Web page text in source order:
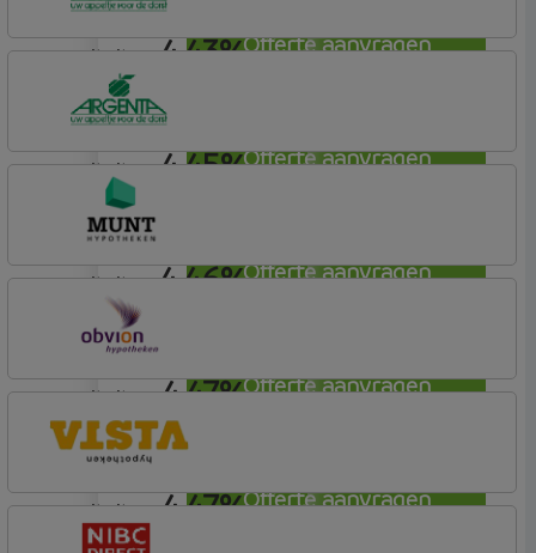
Offerte aanvragen
4,43%
Offerte aanvragen
annuiteit
4,45%
Offerte aanvragen
Argenta
Hypotheek
annuiteit
4,46%
Offerte aanvragen
Argenta
Hypotheek
annuiteit
4,47%
Offerte aanvragen
Munt Hypotheken
annuiteit
4,47%
Woon Hypotheek
annuiteit
Vista Hypotheken